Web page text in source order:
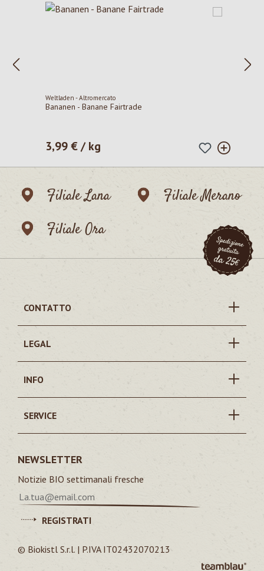
Weltladen - Altromercato
Bananen - Banane Fairtrade
Prezzo normale:
3,99 € / kg
Filiale Lana
Filiale Merano
Filiale Ora
CONTATTO
LEGAL
INFO
SERVICE
NEWSLETTER
Notizie BIO settimanali fresche
REGISTRATI
© Biokistl S.r.l. | P.IVA IT02432070213